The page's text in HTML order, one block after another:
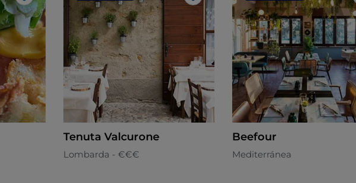
Tenuta Valcurone
Lombarda - €€€
Beefour
Mediterránea